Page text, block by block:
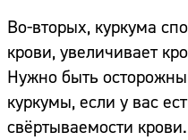
Во-вторых, куркума
крови, увеличивает
Нужно быть
куркумы, если у вас
свёртываемости